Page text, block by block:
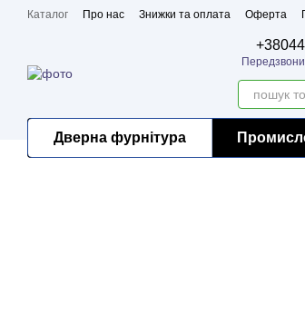
Перейти до основного контенту
Каталог Про нас Знижки та оплата Оферта
Дверна фурнітура